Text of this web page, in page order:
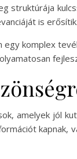
struktúrája
is erősítik.
komplex
amelyek jól